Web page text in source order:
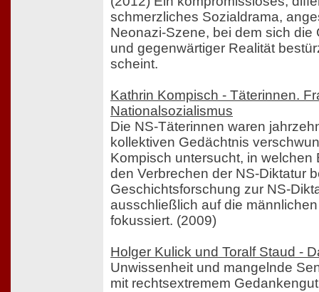
schmerzliches Sozialdrama,
Neonazi-Szene, bei dem sich die
und gegenwärtiger Realität
scheint.
Kathrin Kompisch - Täterinnen.
Nationalsozialismus
Die NS-Täterinnen waren
kollektiven Gedächtnis
Kompisch untersucht, in welchen
den Verbrechen der NS-Diktatur
Geschichtsforschung zur NS-
ausschließlich auf die
fokussiert. (2009)
Holger Kulick und Toralf Staud -
Unwissenheit und mangelnde
mit rechtsextremem